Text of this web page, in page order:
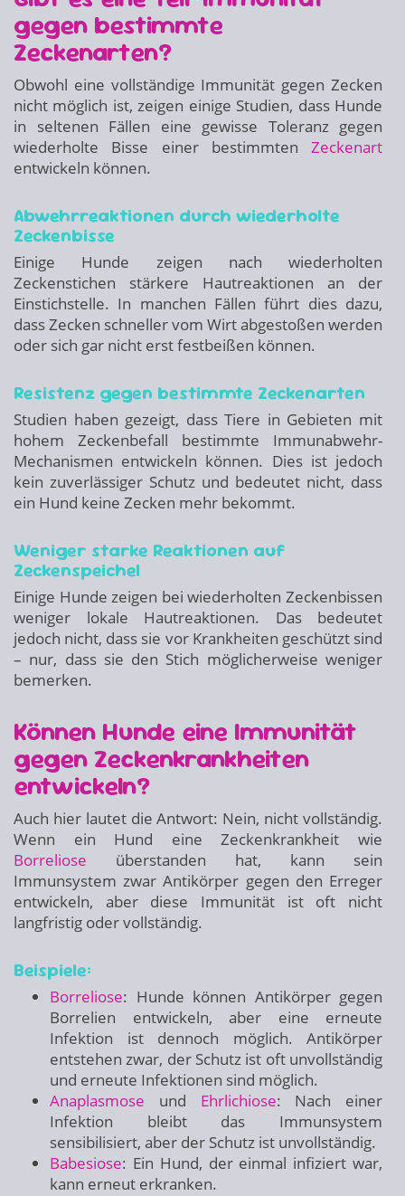
gegen bestimmte
Zeckenarten?
Obwohl eine vollständige Immunität gegen Zecken
nicht möglich ist, zeigen einige Studien, dass Hunde
in seltenen Fällen eine gewisse Toleranz gegen
wiederholte Bisse einer bestimmten Zeckenart
entwickeln können.
Abwehrreaktionen durch wiederholte
Zeckenbisse
Einige Hunde zeigen nach wiederholten
Zeckenstichen stärkere Hautreaktionen an der
Einstichstelle. In manchen Fällen führt dies dazu,
dass Zecken schneller vom Wirt abgestoßen werden
oder sich gar nicht erst festbeißen können.
Resistenz gegen bestimmte Zeckenarten
Studien haben gezeigt, dass Tiere in Gebieten mit
hohem Zeckenbefall bestimmte Immunabwehr-
Mechanismen entwickeln können. Dies ist jedoch
kein zuverlässiger Schutz und bedeutet nicht, dass
ein Hund keine Zecken mehr bekommt.
Weniger starke Reaktionen auf
Zeckenspeichel
Einige Hunde zeigen bei wiederholten Zeckenbissen
weniger lokale Hautreaktionen. Das bedeutet
jedoch nicht, dass sie vor Krankheiten geschützt sind
– nur, dass sie den Stich möglicherweise weniger
bemerken.
Können Hunde eine Immunität
gegen Zeckenkrankheiten
entwickeln?
Auch hier lautet die Antwort: Nein, nicht vollständig.
Wenn ein Hund eine Zeckenkrankheit wie
Borreliose überstanden hat, kann sein
Immunsystem zwar Antikörper gegen den Erreger
entwickeln, aber diese Immunität ist oft nicht
langfristig oder vollständig.
Beispiele:
Borreliose: Hunde können Antikörper gegen
Borrelien entwickeln, aber eine erneute
Infektion ist dennoch möglich. Antikörper
entstehen zwar, der Schutz ist oft unvollständig
und erneute Infektionen sind möglich.
Anaplasmose und Ehrlichiose: Nach einer
Infektion bleibt das Immunsystem
sensibilisiert, aber der Schutz ist unvollständig.
Babesiose: Ein Hund, der einmal infiziert war,
kann erneut erkranken.